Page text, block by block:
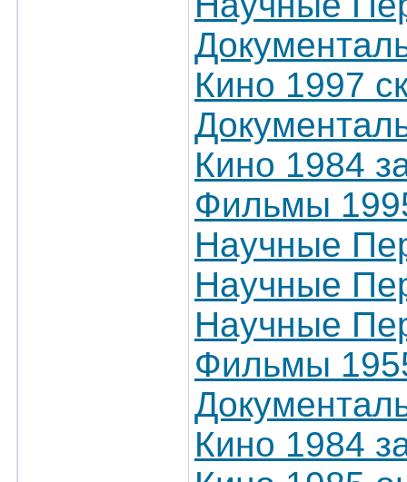
Кино 1997
Кино 1984
Фильмы
Научные
Научные
Научные
Фильмы
Кино 1984